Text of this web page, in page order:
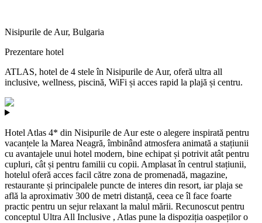
Nisipurile de Aur, Bulgaria
Prezentare hotel
ATLAS, hotel de 4 stele în Nisipurile de Aur, oferă ultra all
inclusive, wellness, piscină, WiFi și acces rapid la plajă și centru.
Hotel Atlas 4* din Nisipurile de Aur este o alegere inspirată pentru
vacanțele la Marea Neagră, îmbinând atmosfera animată a stațiunii
cu avantajele unui hotel modern, bine echipat și potrivit atât pentru
cupluri, cât și pentru familii cu copii. Amplasat în centrul stațiunii,
hotelul oferă acces facil către zona de promenadă, magazine,
restaurante și principalele puncte de interes din resort, iar plaja se
află la aproximativ 300 de metri distanță, ceea ce îl face foarte
practic pentru un sejur relaxant la malul mării. Recunoscut pentru
conceptul Ultra All Inclusive , Atlas pune la dispoziția oaspeților o